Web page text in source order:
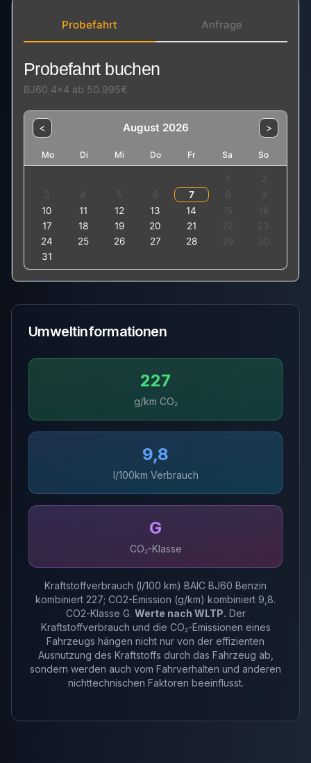
Probefahrt Anfrage
Probefahrt buchen
BJ60 4×4 ab 50.995€
< August 2026 >
Mo Di Mi Do Fr Sa So
1
2
3
4 5 6 7 8
9
10
11 12 13 14 15
16
17
18 19 20 21 22
23
24
25 26 27 28 29
30
31
Umweltinformationen
227
g/km CO₂
9,8
l/100km Verbrauch
G
CO₂-Klasse
Kraftstoffverbrauch (l/100 km) BAIC BJ60 Benzin
kombiniert 227; CO2-Emission (g/km) kombiniert 9,8.
CO2-Klasse G. Werte nach WLTP. Der
Kraftstoffverbrauch und die CO₂-Emissionen eines
Fahrzeugs hängen nicht nur von der effizienten
Ausnutzung des Kraftstoffs durch das Fahrzeug ab,
sondern werden auch vom Fahrverhalten und anderen
nichttechnischen Faktoren beeinflusst.